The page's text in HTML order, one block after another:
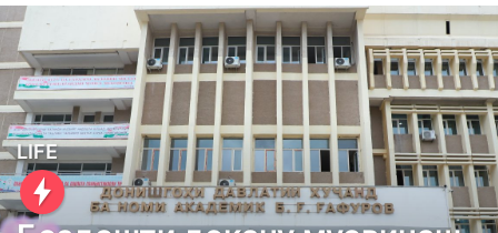
3
y
e
LIFE